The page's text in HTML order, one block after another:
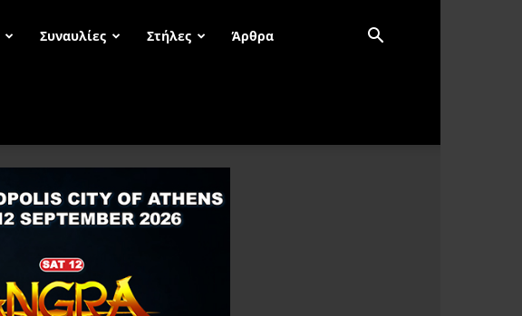
Συναυλίες Στήλες Άρθρα